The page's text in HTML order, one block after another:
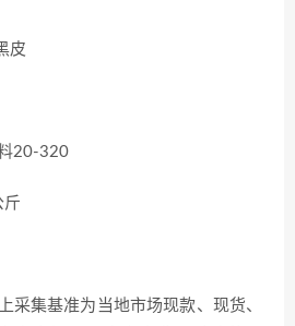
皮
20-320
斤
采集基准为当地市场现款、现货、